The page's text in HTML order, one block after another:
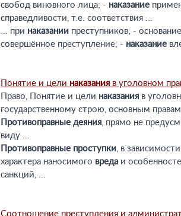
свобод виновного лица; - наказание
справедливости, т.е. соответствия ...
... при наказании преступников; -
совершённое преступление; - наказание
Понятие и цели наказания в уголовном
Право, Понятие и цели наказания в
государственному строю, основным
Противоправные деяния, прямо не
виду ...
Противоправные проступки, в
характера наносимого вреда и
санкций, ...
Соотношение преступления и